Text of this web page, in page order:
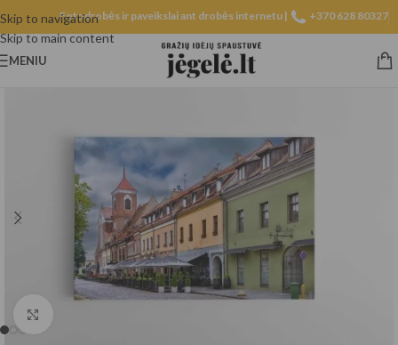
Skip to navigation
Skip to main content
Fotodrobės ir paveikslai ant drobės internetu | +370 628 80327
MENIU